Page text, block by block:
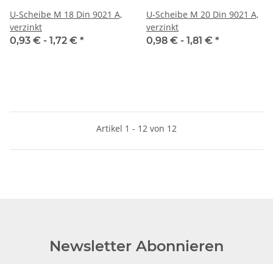
U-Scheibe M 18 Din 9021 A,
verzinkt
0,93 € - 1,72 € *
U-Scheibe M 20 Din 9021 A,
verzinkt
0,98 € - 1,81 € *
Artikel 1 - 12 von 12
Newsletter Abonnieren